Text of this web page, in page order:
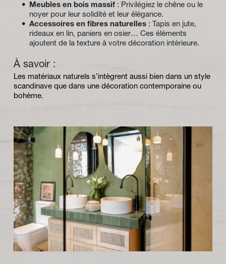
Meubles en bois massif : Privilégiez le chêne ou le
noyer pour leur solidité et leur élégance.
Accessoires en fibres naturelles : Tapis en jute,
rideaux en lin, paniers en osier… Ces éléments
ajoutent de la texture à votre décoration intérieure.
À savoir :
Les matériaux naturels s’intègrent aussi bien dans un style
scandinave que dans une décoration contemporaine ou
bohème.